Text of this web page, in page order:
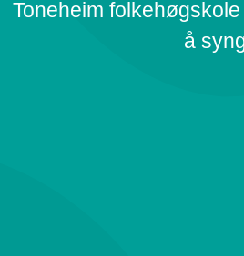
Toneheim
å